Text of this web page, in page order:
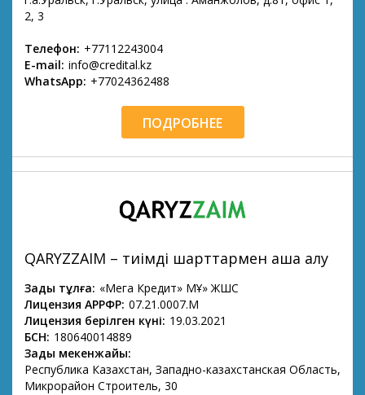
2, 3
Телефон: +77112243004
E-mail: info@credital.kz
WhatsApp: +77024362488
ПОДРОБНЕЕ
QARYZZAIM – тиімді шарттармен ақша алу
Заңды тұлға: «Мега Кредит» МҚҰ» ЖШС
Лицензия АРРФР: 07.21.0007.М
Лицензия берілген күні: 19.03.2021
БСН: 180640014889
Заңды мекенжайы:
Республика Казахстан, Западно-казахстанская Область,
Микрорайон Строитель, 30